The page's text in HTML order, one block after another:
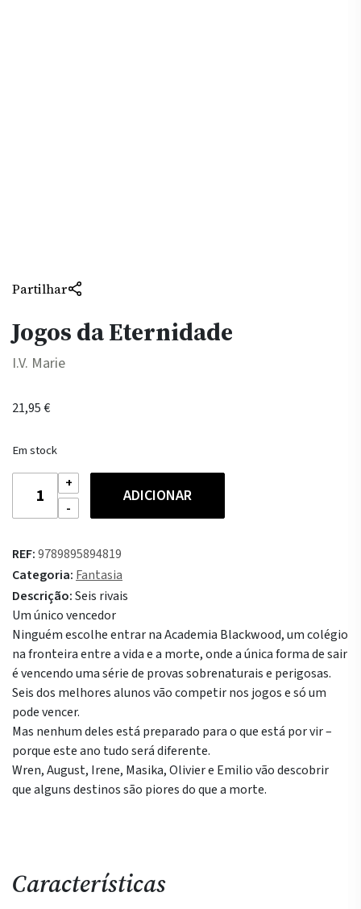
Partilhar
Jogos da Eternidade
I.V. Marie
21,95€
Em stock
Quantidade
Jogos
Eternidade
ADICIONAR
REF:9789895894819
Categoria: Fantasia
Descrição:Seis rivais
Um único vencedor
Ninguém escolhe entrar na Academia Blackwood, um colégio
na fronteira entre a vida e a morte, onde a única forma de sair
é vencendo uma série de provas sobrenaturais e perigosas.
Seis dos melhores alunos vão competir nos jogos e só um
pode vencer.
Mas nenhum deles está preparado para o que está por vir –
porque este ano tudo será diferente.
Wren, August, Irene, Masika, Olivier e Emilio vão descobrir
que alguns destinos são piores do que a morte.
Características